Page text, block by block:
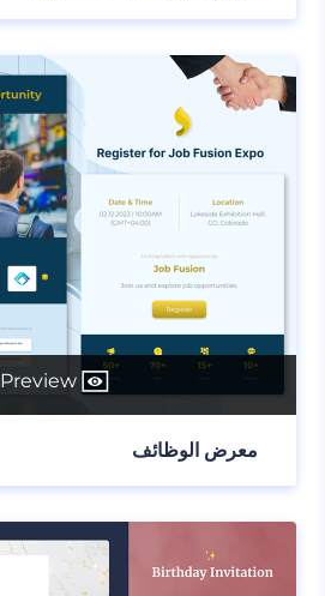
Preview
معرض الوظائف